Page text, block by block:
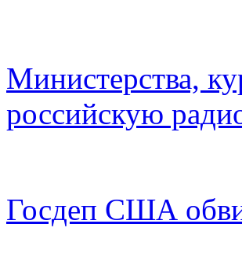
Министерства,
российскую
Госдеп США